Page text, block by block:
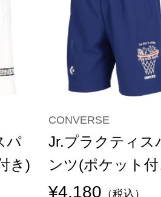
パ
き)
CONVERSE
Jr.プラクティス
ンツ(ポケット
¥4,180 （税込）